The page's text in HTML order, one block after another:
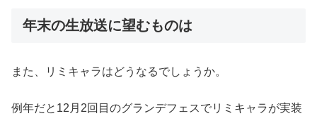
年末の生放送に望むものは
また、リミキャラはどうなるでしょうか。
例年だと12月2回目のグランデフェスでリミキャラが実装